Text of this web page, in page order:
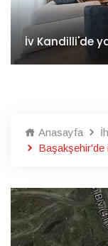
İv Kandilli'de
Anasayfa
Başakşehir'de